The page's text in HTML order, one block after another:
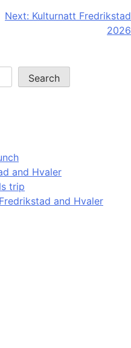
Next: Kulturnatt Fredrikstad
2026
Search
and Hvaler
trip
and Hvaler